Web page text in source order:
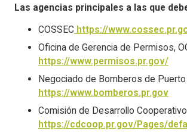
Las agencias principales a las que
COSSEC https://
Oficina de Gerencia de Permisos,
https://www.permisos.pr.gov/
Negociado de Bomberos de Puerto
https://www.bomberos.pr.gov
Comisión de Desarrollo Cooperativo
https://cdcoop.pr.gov/Pages/